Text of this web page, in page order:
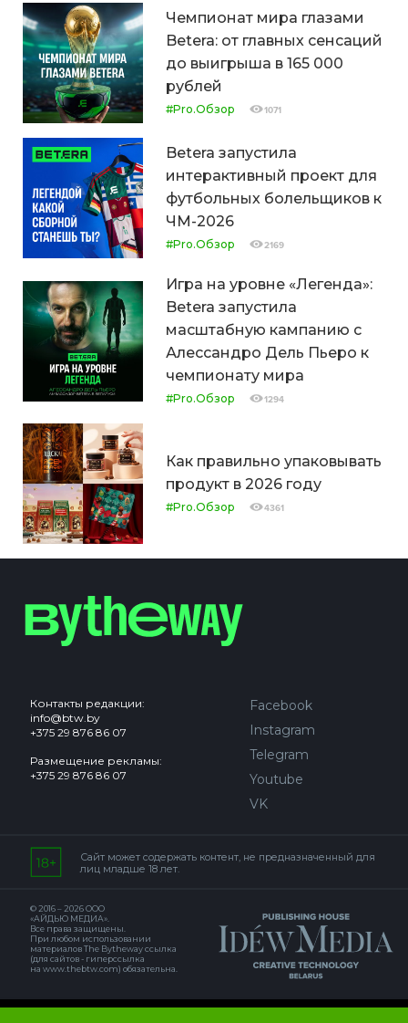
Чемпионат мира глазами
Betera: от главных сенсаций
до выигрыша в 165 000
рублей
#Pro.Обзор 1071
Betera запустила
интерактивный проект для
футбольных болельщиков к
ЧМ-2026
#Pro.Обзор 2169
Игра на уровне «Легенда»:
Betera запустила
масштабную кампанию с
Алессандро Дель Пьеро к
чемпионату мира
#Pro.Обзор 1294
Как правильно упаковывать
продукт в 2026 году
#Pro.Обзор 4361
Контакты редакции:
info@btw.by
+375 29 876 86 07
Размещение рекламы:
+375 29 876 86 07
Facebook
Instagram
Telegram
Youtube
VK
Сайт может содержать контент, не предназначенный для
лиц младше 18 лет.
© 2016 – 2026 ООО
«АЙДЬЮ МЕДИА».
Все права защищены.
При любом использовании
материалов The Bytheway ссылка
(для сайтов - гиперссылка
на www.thebtw.com) обязательна.